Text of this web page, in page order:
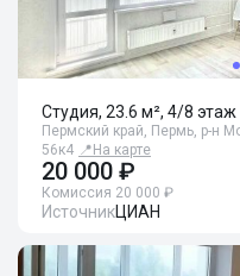
Студия, 23.6 м², 4/8 этаж
Пермский край, Пермь, р-н
56к4 📍 На карте
20 000 ₽
Комиссия 20 000 ₽
ИсточникЦИАН